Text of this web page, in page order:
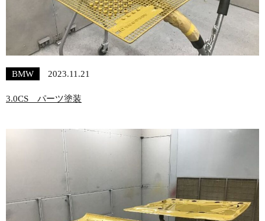
BMW 2023.11.21
3.0CS パーツ塗装